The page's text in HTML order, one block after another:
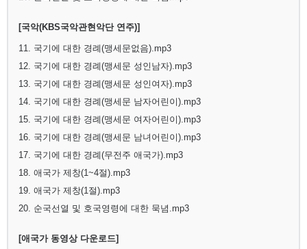
[국악(KBS국악관현악단 연주)]
11. 국기에 대한 경례(맹세문없음).mp3
12. 국기에 대한 경례(맹세문 성인남자).mp3
13. 국기에 대한 경례(맹세문 성인여자).mp3
14. 국기에 대한 경례(맹세문 남자어린이).mp3
15. 국기에 대한 경례(맹세문 여자어린이).mp3
16. 국기에 대한 경례(맹세문 남녀어린이).mp3
17. 국기에 대한 경례(무전주 애국가).mp3
18. 애국가 제창(1~4절).mp3
19. 애국가 제창(1절).mp3
20. 순국선열 및 호국영령에 대한 묵념.mp3
[애국가 동영상 다운로드]